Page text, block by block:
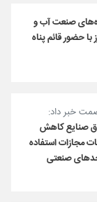
صنعت آب و
با حضور قائم پناه
خبر داد:
صنایع کاهش
مجازات استفاده
صنعتی